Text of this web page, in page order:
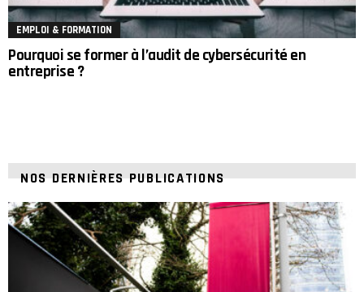
EMPLOI & FORMATION
Pourquoi se former à l’audit de cybersécurité en
entreprise ?
NOS DERNIÈRES PUBLICATIONS